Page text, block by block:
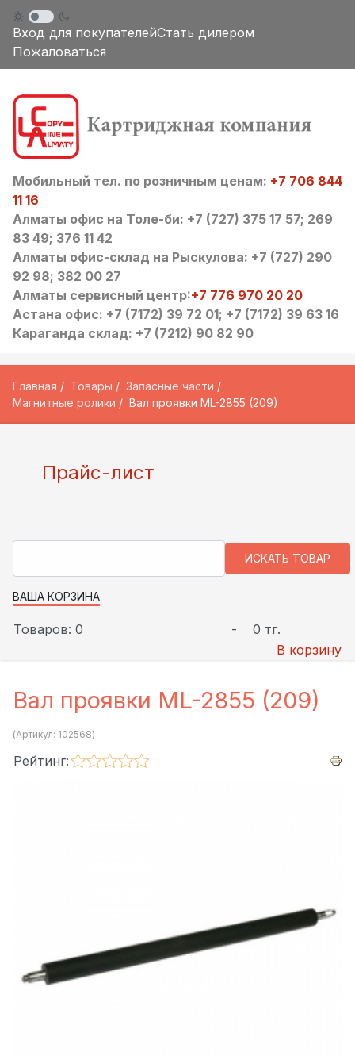
Вход для покупателейСтать дилером
Пожаловаться
Мобильный тел. по розничным ценам: +7 706 844
11 16
Алматы офис на Толе-би: +7 (727) 375 17 57; 269
83 49; 376 11 42
Алматы офис-склад на Рыскулова: +7 (727) 290
92 98; 382 00 27
Алматы сервисный центр:+7 776 970 20 20
Астана офис: +7 (7172) 39 72 01; +7 (7172) 39 63 16
Караганда склад: +7 (7212) 90 82 90
Главная Товары
Запасные части
Магнитные ролики
Вал проявки ML-2855 (209)
Прайс-лист
ВАША КОРЗИНА
Товаров: 0 -
0 тг.
В корзину
Вал проявки ML-2855 (209)
(Артикул: 102568)
Рейтинг: